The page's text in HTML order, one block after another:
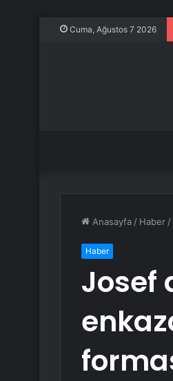
Cuma, Ağustos 7 2026
Anasayfa / Haber /
Haber
Josef